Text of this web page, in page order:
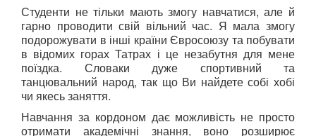
Студенти не тільки мають змогу навчатися, але й
гарно проводити свій вільний час. Я мала змогу
подорожувати в інші країни Євросоюзу та побувати
в відомих горах Татрах і це незабутня для мене
поїздка. Словаки дуже спортивний та
танцювальний народ, так що Ви найдете собі хобі
чи якесь заняття.
Навчання за кордоном дає можливість не просто
отримати академічні знання, воно розширює